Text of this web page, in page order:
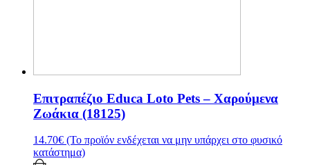
Επιτραπέζιο Educa Loto Pets – Χαρούμενα
Ζωάκια (18125)
14.70€ (Το προϊόν ενδέχεται να μην υπάρχει στο φυσικό
κατάστημα)